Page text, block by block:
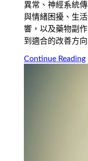
異常、神經系統
與情緒困擾、生
響，以及藥物副
到適合的改善方向
Continue Reading